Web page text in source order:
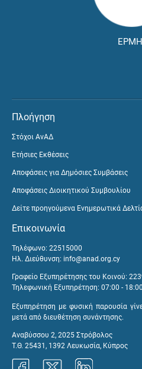
Πλοήγηση
Στόχοι ΑνΑΔ
Ετήσιες Εκθέσεις
Αποφάσεις για Δημόσιες Συμβάσεις
Αποφάσεις Διοικητικού Συμβουλίου
Δείτε προηγούμενα Ενημερωτικά
Επικοινωνία
Τηλέφωνο: 22515000
Ηλ. Διεύθυνση: info@anad.org.cy
Γραφείο Εξυπηρέτησης του Κοινού:
Τηλεφωνική Εξυπηρέτηση: 07:00 - 18:00
Εξυπηρέτηση με φυσική παρουσία
μετά από διευθέτηση συνάντησης.
Αναβύσσου 2, 2025 Στρόβολος
Τ.Θ. 25431, 1392 Λευκωσία, Κύπρος